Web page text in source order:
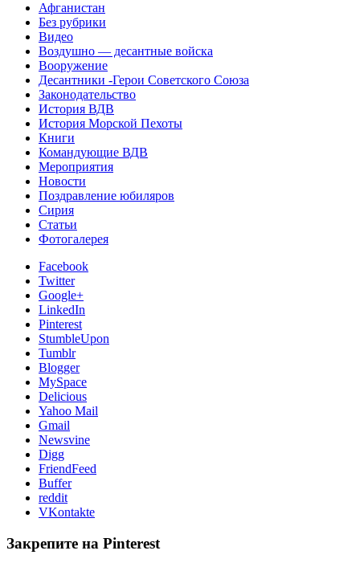
Афганистан
Без рубрики
Видео
Воздушно — десантные войска
Вооружение
Десантники -Герои Советского Союза
Законодательство
История ВДВ
История Морской Пехоты
Книги
Командующие ВДВ
Мероприятия
Новости
Поздравление юбиляров
Сирия
Статьи
Фотогалерея
Facebook
Twitter
Google+
LinkedIn
Pinterest
StumbleUpon
Tumblr
Blogger
MySpace
Delicious
Yahoo Mail
Gmail
Newsvine
Digg
FriendFeed
Buffer
reddit
VKontakte
Закрепите на Pinterest